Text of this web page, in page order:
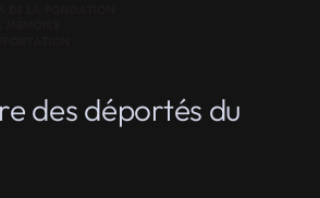
des déportés du